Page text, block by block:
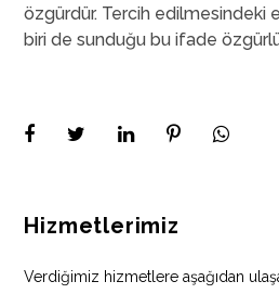
özgürdür. Tercih edilmesindeki
biri de sunduğu bu ifade
Hizmetlerimiz
Verdiğimiz hizmetlere aşağıdan